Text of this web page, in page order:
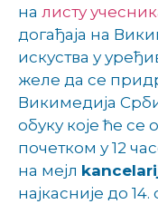
на листу
догађаја на
искуства у
желе да се
Викимедија
обуку које ће се
почетком у 12
на мејл
најкасније до